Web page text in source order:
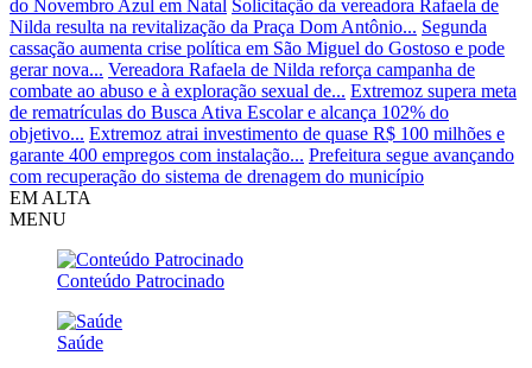
do Novembro Azul em Natal Solicitação da vereadora Rafaela de
Nilda resulta na revitalização da Praça Dom Antônio... Segunda
cassação aumenta crise política em São Miguel do Gostoso e pode
gerar nova... Vereadora Rafaela de Nilda reforça campanha de
combate ao abuso e à exploração sexual de... Extremoz supera meta
de rematrículas do Busca Ativa Escolar e alcança 102% do
objetivo... Extremoz atrai investimento de quase R$ 100 milhões e
garante 400 empregos com instalação... Prefeitura segue avançando
com recuperação do sistema de drenagem do município
EM ALTA
MENU
Conteúdo Patrocinado
Saúde